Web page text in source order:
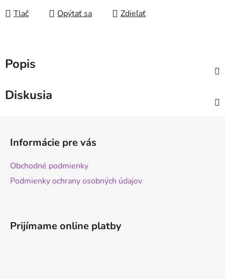
Tlač Opýtať sa Zdieľať
Popis
Diskusia
Informácie pre vás
Obchodné podmienky
Podmienky ochrany osobných údajov
Prijímame online platby